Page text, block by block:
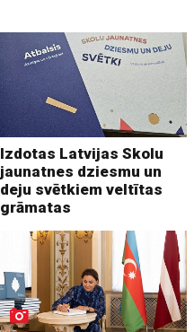
Izdotas Latvijas Skolu
jaunatnes dziesmu un
deju svētkiem veltītas
grāmatas